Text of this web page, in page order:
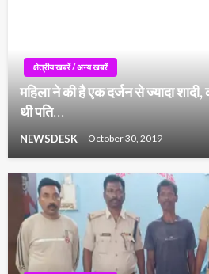
क्षेत्रीय खबरें / अन्य खबरें
महिला ने की है एक दर्जन से ज्यादा
थी पति…
NEWSDESK October 30, 2019